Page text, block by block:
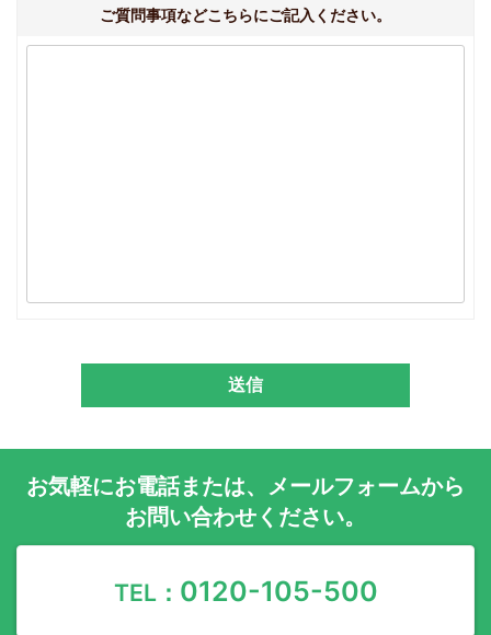
ご質問事項などこちらにご記入ください。
お気軽にお電話または、 メールフォームから
お問い合わせください。
TEL： 0120-105-500